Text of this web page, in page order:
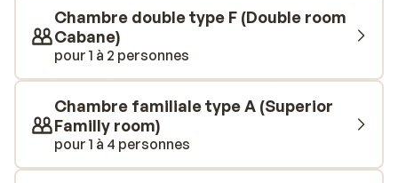
une journée active sur les pistes, offrez-vous un
moment de détente dans le sauna de l’Hôtel la
Cachette, où vous pourrez vous réchauffer et vous
relaxer. Ainsi, vous commencez chaque nouvelle
Chambre double type F (Double room
Cabane)
pour 1 à 2 personnes
Chambre familiale type A (Superior
Familly room)
pour 1 à 4 personnes